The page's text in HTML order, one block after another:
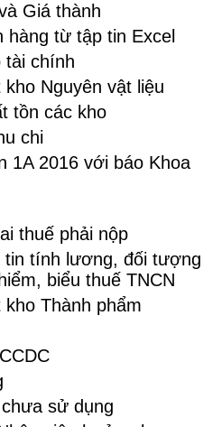
Giá thành
hàng từ tập tin Excel
tài chính
Nguyên vật liệu
tồn các kho
chi
1A 2016 với báo Khoa
thuế phải nộp
tin tính lương, đối tượng
biểu thuế TNCN
Thành phẩm
sử dụng